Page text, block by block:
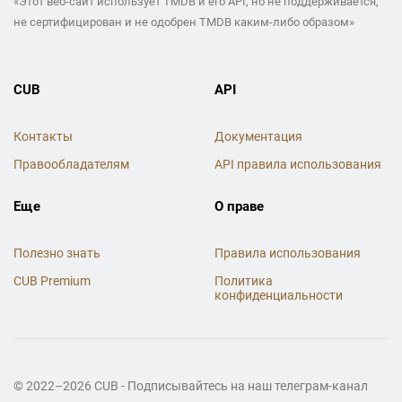
не сертифицирован и не одобрен TMDB каким-либо образом»
CUB
Контакты
Правообладателям
API
Документация
API правила использования
Еще
Полезно знать
CUB Premium
О праве
Правила использования
Политика
конфиденциальности
© 2022–2026 CUB - Подписывайтесь на наш телеграм-канал